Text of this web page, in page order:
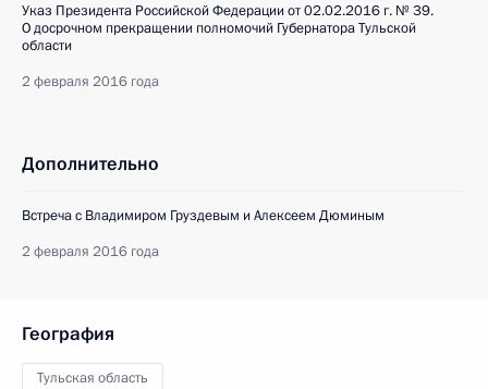
Указ Президента Российской Федерации от 02.02.2016 г. № 39.
О досрочном прекращении полномочий Губернатора Тульской
области
2 февраля 2016 года
Дополнительно
Встреча с Владимиром Груздевым и Алексеем Дюминым
2 февраля 2016 года
География
Тульская область